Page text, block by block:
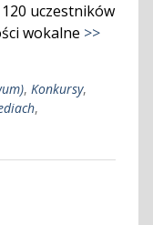
uczestników
wokalne >>
, Konkursy,
,